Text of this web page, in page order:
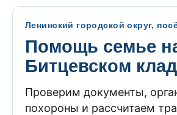
Ленинский городской округ,
Помощь семье
Битцевском
Проверим документы,
похороны и рассчитаем